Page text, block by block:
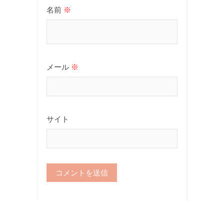
名前 ※
メール ※
サイト